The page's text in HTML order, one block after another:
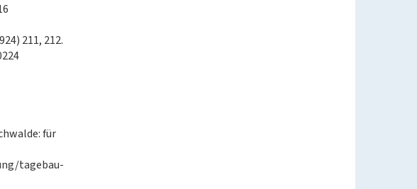
211, 212.
für
tagebau-